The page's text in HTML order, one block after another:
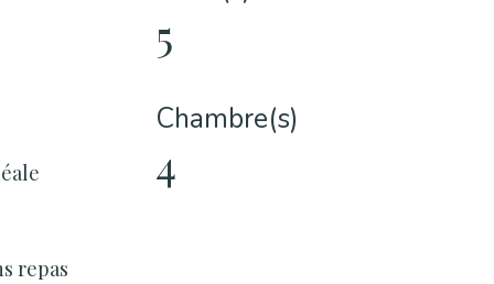
repas
5
Chambre(s)
4